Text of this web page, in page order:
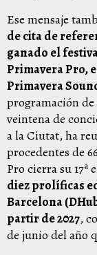
Ese mensaje
de cita de
ganado el
Primavera Pro,
Primavera
programación de
veintena de
a la Ciutat, ha
procedentes de
Pro cierra su
diez prolíficas
Barcelona
partir de 2027,
de junio del año